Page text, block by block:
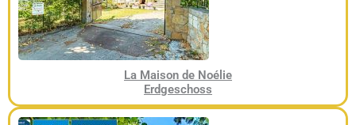
La Maison de Noélie
Erdgeschoss